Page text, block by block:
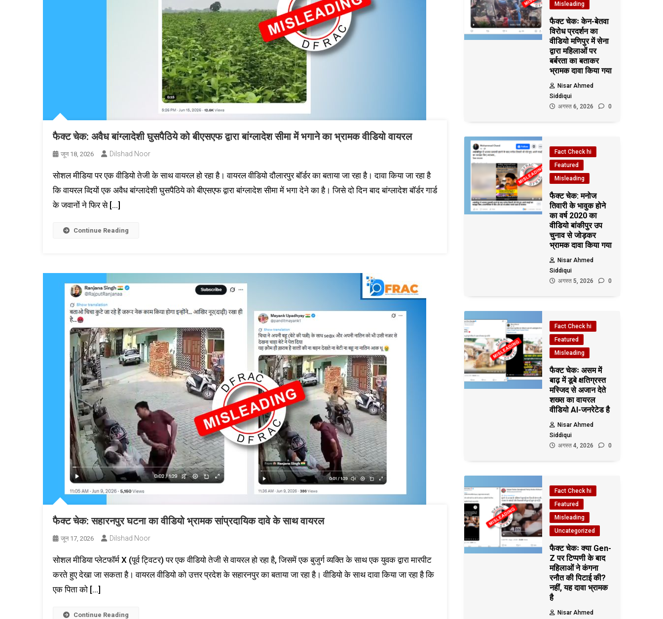
फैक्ट चेक: अवैध बांग्लादेशी घुसपैठिये को बीएसएफ द्वारा बांग्लादेश सीमा में भगाने का भ्रामक वीडियो वायरल
जून 18, 2026 Dilshad Noor
सोशल मीडिया पर एक वीडियो तेजी के साथ वायरल हो रहा है। वायरल वीडियो दौलारपुर बॉर्डर का बताया जा रहा है। दावा किया जा रहा है
कि वायरल व्दियों एक अवैध बांग्लादेशी घुसपैठिये को बीएसएफ द्वारा बांग्लादेश सीमा में भगा देने का है। जिसे दो दिन बाद बांग्लादेश बॉर्डर गार्ड
के जवानों ने फिर से […]
Continue Reading
फैक्ट चेक: सहारनपुर घटना का वीडियो भ्रामक सांप्रदायिक दावे के साथ वायरल
जून 17, 2026 Dilshad Noor
सोशल मीडिया प्लेटफॉर्म X (पूर्व ट्विटर) पर एक वीडियो तेजी से वायरल हो रहा है, जिसमें एक बुजुर्ग व्यक्ति के साथ एक युवक द्वारा मारपीट
करते हुए देखा जा सकता है। वायरल वीडियो को उत्तर प्रदेश के सहारनपुर का बताया जा रहा है। वीडियो के साथ दावा किया जा रहा है कि
एक पिता को […]
Continue Reading
Misleading
फैक्ट चेकः केन-बेतवा
विरोध प्रदर्शन का
वीडियो मणिपुर में सेना
द्वारा महिलाओं पर
बर्बरता का बताकर
भ्रामक दावा किया गया
Nisar Ahmed
Siddiqui
अगस्त 6, 2026
0
Fact Check hi
Featured
Misleading
फैक्ट चेक: मनोज
तिवारी के भावुक होने
का वर्ष 2020 का
वीडियो बांकीपुर उप
चुनाव से जोड़कर
भ्रामक दावा किया गया
Nisar Ahmed
Siddiqui
अगस्त 5, 2026
0
Fact Check hi
Featured
Misleading
फैक्ट चेकः असम में
बाढ़ में डूबे क्षतिग्रस्त
मस्जिद से अजान देते
शख्स का वायरल
वीडियो AI-जनरेटेड है
Nisar Ahmed
Siddiqui
अगस्त 4, 2026
0
Fact Check hi
Featured
Misleading
Uncategorized
फैक्ट चेकः क्या Gen-
Z पर टिप्पणी के बाद
महिलाओं ने कंगना
रनौत की पिटाई की?
नहीं, यह दावा भ्रामक
है
Nisar Ahmed